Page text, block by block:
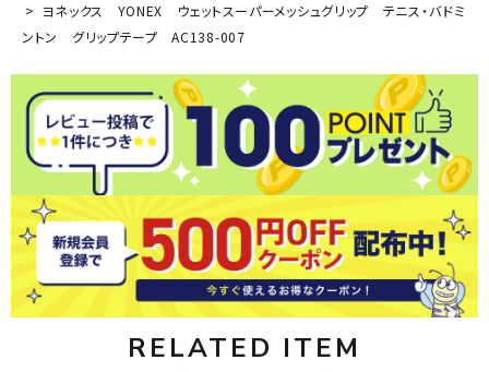
ヨネックス YONEX ウェットスーパーメッシュグリップ テニス・バドミ
ントン グリップテープ AC138-007
RELATED ITEM